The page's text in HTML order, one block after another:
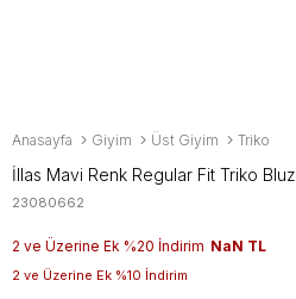
Anasayfa Giyim Üst Giyim Triko
İllas Mavi Renk Regular Fit Triko Bluz
23080662
2 ve Üzerine Ek %20 İndirim NaN TL
2 ve Üzerine Ek %10 İndirim